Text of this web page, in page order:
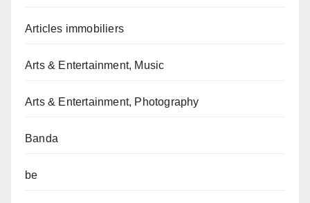
Articles immobiliers
Arts & Entertainment, Music
Arts & Entertainment, Photography
Banda
be